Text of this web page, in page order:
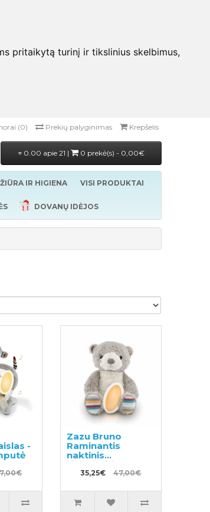
pritaikytą turinį ir tikslinius skelbimus,
(0) Prekių palyginimas Krepšelis
0.00 apie 21 | 0 prekė(s) - 0,00€
IR HIGIENA VISI PRODUKTAI
DOVANŲ IDĖJOS
-
Zazu Bruno
Raminantis
naktinis
žibintuvėlis
35,25€ 47,00€